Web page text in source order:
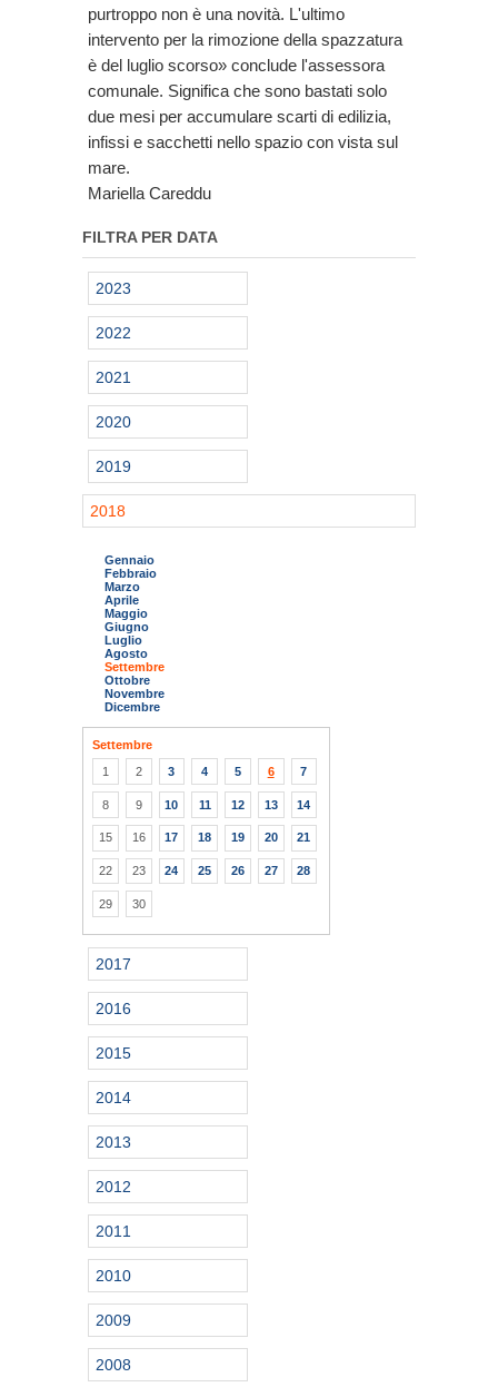
purtroppo non è una novità. L'ultimo
intervento per la rimozione della spazzatura
è del luglio scorso» conclude l'assessora
comunale. Significa che sono bastati solo
due mesi per accumulare scarti di edilizia,
infissi e sacchetti nello spazio con vista sul
mare.
Mariella Careddu
FILTRA PER DATA
2023
2022
2021
2020
2019
2018
Gennaio
Febbraio
Marzo
Aprile
Maggio
Giugno
Luglio
Agosto
Settembre
Ottobre
Novembre
Dicembre
Settembre
1
2 3 4 5 6 7
8 9 10 11 12 13 14
15 16 17 18 19 20 21
22 23 24 25 26 27 28
29 30
2017
2016
2015
2014
2013
2012
2011
2010
2009
2008